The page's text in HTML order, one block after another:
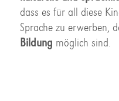
dass es für all diese
Sprache zu erwerben,
Bildung möglich sind.